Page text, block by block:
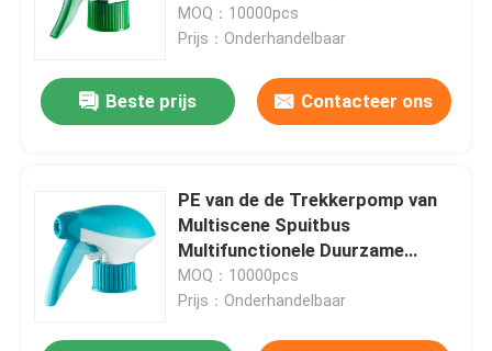
MOQ：10000pcs
Prijs：Onderhandelbaar
Beste prijs Contacteer ons
PE van de de Trekkerpomp van
Multiscene Spuitbus
Multifunctionele Duurzame
k108-1
MOQ：10000pcs
Prijs：Onderhandelbaar